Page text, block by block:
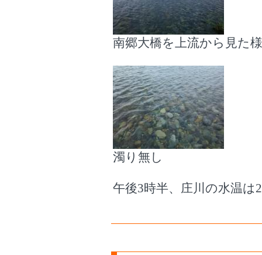
南郷大橋を上流から見た
濁り無し
午後3時半、庄川の水温